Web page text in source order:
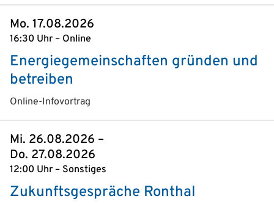
Mo. 17.08.2026
16:30 Uhr – Online
Energiegemeinschaften gründen und
betreiben
Online-Infovortrag
Mi. 26.08.2026 –
Do. 27.08.2026
12:00 Uhr – Sonstiges
Zukunftsgespräche Ronthal